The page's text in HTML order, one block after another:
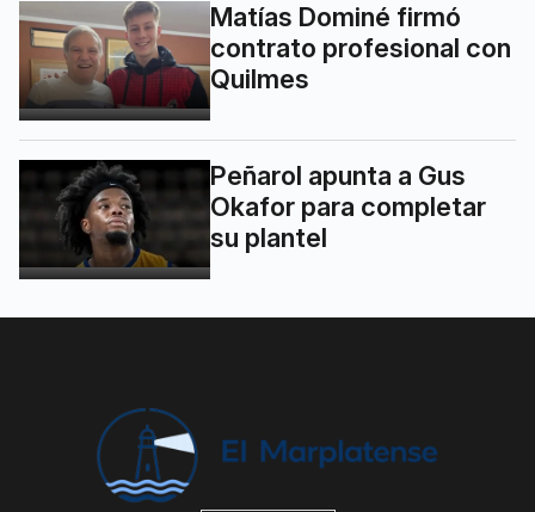
Matías Dominé firmó
contrato profesional con
Quilmes
Peñarol apunta a Gus
Okafor para completar
su plantel